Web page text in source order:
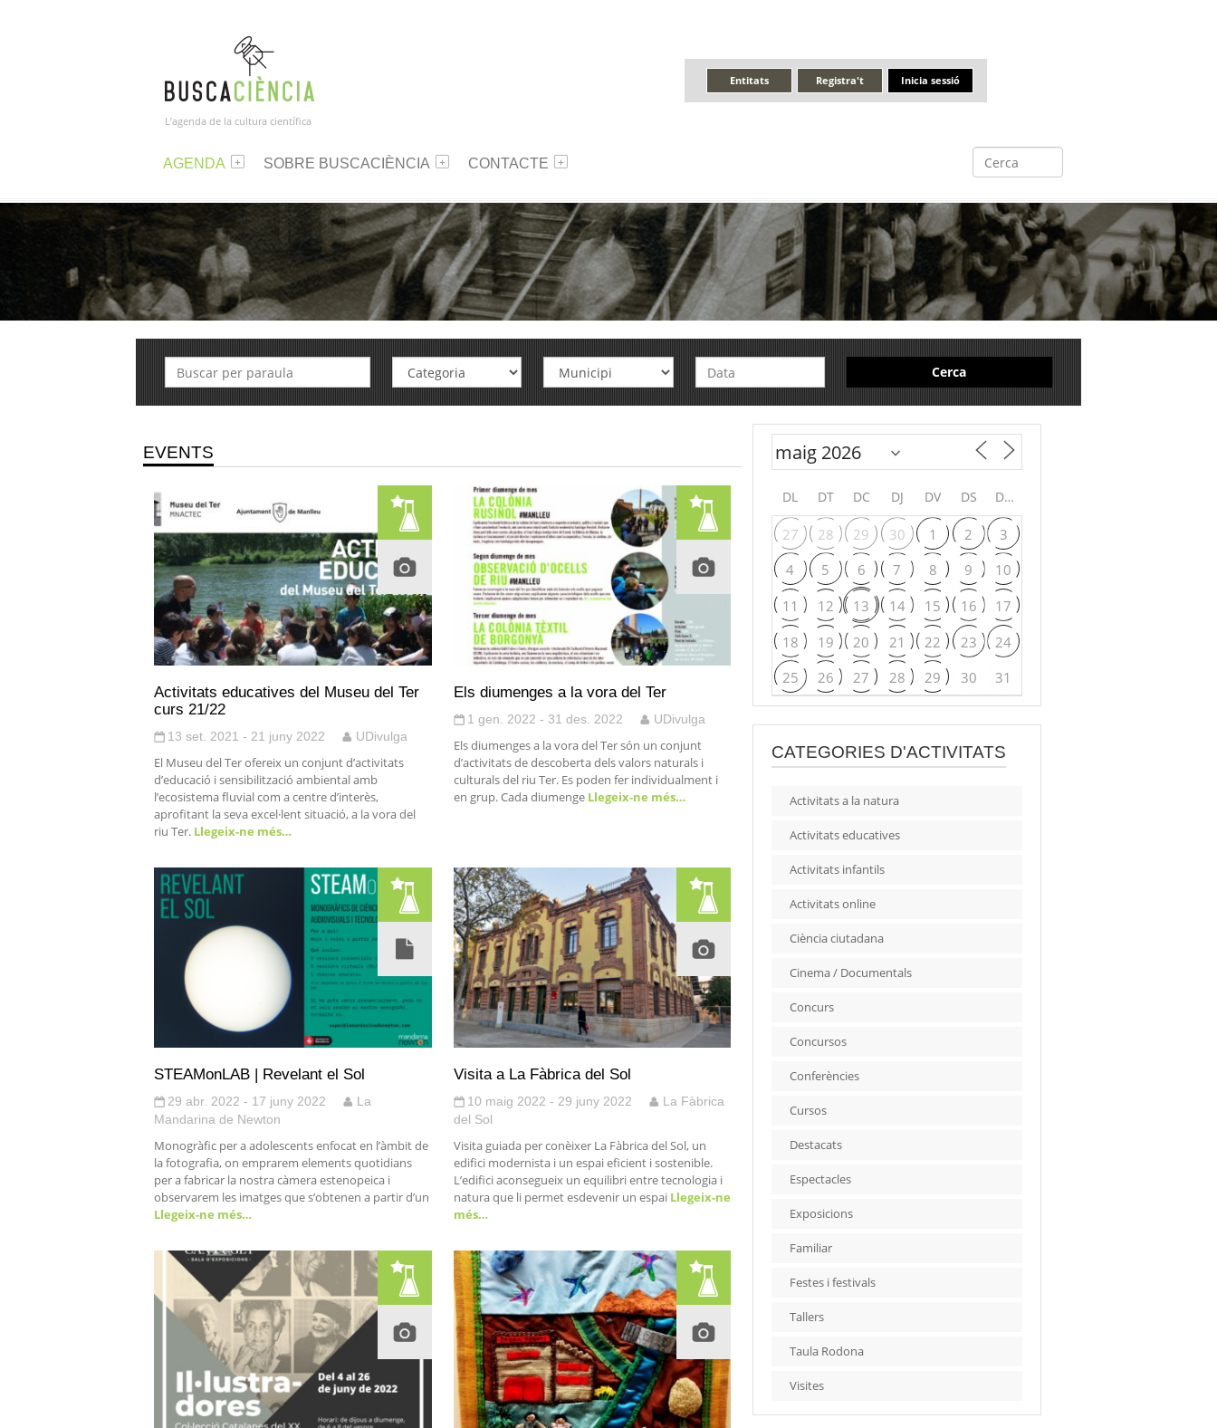
L’agenda de la cultura científica
Inicia sessió
Registra't
Entitats
AGENDA SOBRE BUSCACIÈNCIA CONTACTE
Cerca
EVENTS
Activitats educatives del Museu del Ter
curs 21/22
13 set. 2021 - 21 juny 2022 UDivulga
El Museu del Ter ofereix un conjunt d’activitats
d’educació i sensibilització ambiental amb
l’ecosistema fluvial com a centre d’interès,
aprofitant la seva excel·lent situació, a la vora del
riu Ter. Llegeix-ne més…
Els diumenges a la vora del Ter
1 gen. 2022 - 31 des. 2022 UDivulga
Els diumenges a la vora del Ter són un conjunt
d’activitats de descoberta dels valors naturals i
culturals del riu Ter. Es poden fer individualment i
en grup. Cada diumengeLlegeix-ne més…
STEAMonLAB | Revelant el Sol
29 abr. 2022 - 17 juny 2022
La
Mandarina de Newton
Monogràfic per a adolescents enfocat en l’àmbit de
la fotografia, on emprarem elements quotidians
per a fabricar la nostra càmera estenopeica i
observarem les imatges que s’obtenen a partir d’un
Llegeix-ne més…
Visita a La Fàbrica del Sol
10 maig 2022 - 29 juny 2022
La Fàbrica
del Sol
Visita guiada per conèixer La Fàbrica del Sol, un
edifici modernista i un espai eficient i sostenible.
L’edifici aconsegueix un equilibri entre tecnologia i
natura que li permet esdevenir un espaiLlegeix-ne
més…
DL DT DC DJ DV DS DG
27 28 29 30 1 2
3
4
5 6 7 8 9
10
11
12 13 14 15 16
17
18
19 20 21 22 23
24
25
26 27 28 29 30 31
CATEGORIES D'ACTIVITATS
Activitats a la natura
Activitats educatives
Activitats infantils
Activitats online
Ciència ciutadana
Cinema / Documentals
Concurs
Concursos
Conferències
Cursos
Destacats
Espectacles
Exposicions
Familiar
Festes i festivals
Tallers
Taula Rodona
Visites